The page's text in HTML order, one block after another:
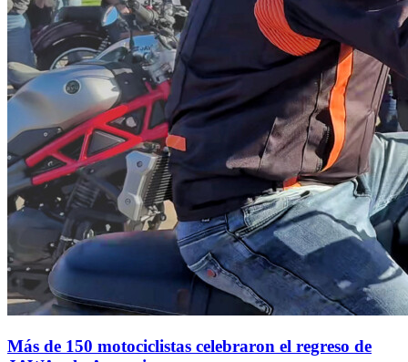
Más de 150 motociclistas celebraron el regreso de